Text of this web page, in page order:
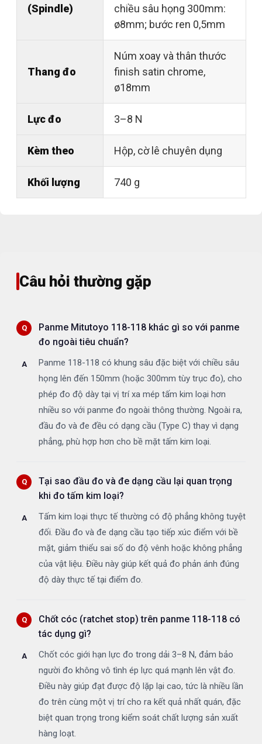
(Spindle)
chiều sâu họng 300mm:
ø8mm; bước ren 0,5mm
Thang đo
Núm xoay và thân thước
finish satin chrome,
ø18mm
Lực đo 3–8 N
Kèm theo Hộp, cờ lê chuyên dụng
Khối lượng 740 g
Câu hỏi thường gặp
Panme Mitutoyo 118-118 khác gì so với panme
đo ngoài tiêu chuẩn?
Panme 118-118 có khung sâu đặc biệt với chiều sâu
họng lên đến 150mm (hoặc 300mm tùy trục đo), cho
phép đo độ dày tại vị trí xa mép tấm kim loại hơn
nhiều so với panme đo ngoài thông thường. Ngoài ra,
đầu đo và đe đều có dạng cầu (Type C) thay vì dạng
phẳng, phù hợp hơn cho bề mặt tấm kim loại.
Tại sao đầu đo và đe dạng cầu lại quan trọng
khi đo tấm kim loại?
Tấm kim loại thực tế thường có độ phẳng không tuyệt
đối. Đầu đo và đe dạng cầu tạo tiếp xúc điểm với bề
mặt, giảm thiểu sai số do độ vênh hoặc không phẳng
của vật liệu. Điều này giúp kết quả đo phản ánh đúng
độ dày thực tế tại điểm đo.
Chốt cóc (ratchet stop) trên panme 118-118 có
tác dụng gì?
Chốt cóc giới hạn lực đo trong dải 3–8 N, đảm bảo
người đo không vô tình ép lực quá mạnh lên vật đo.
Điều này giúp đạt được độ lặp lại cao, tức là nhiều lần
đo trên cùng một vị trí cho ra kết quả nhất quán, đặc
biệt quan trọng trong kiểm soát chất lượng sản xuất
hàng loạt.